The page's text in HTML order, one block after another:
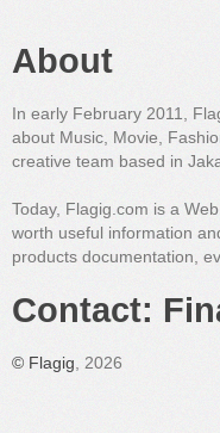
About
In early February 2011,
about Music, Movie,
creative team based in
Today, Flagig.com is a
worth useful information
products documentation,
Contact:
© Flagig , 2026